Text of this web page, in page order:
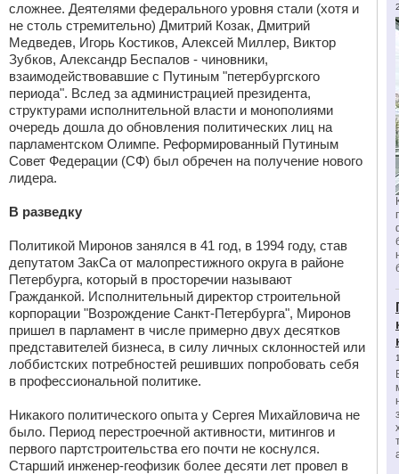
сложнее. Деятелями федерального уровня стали (хотя и
не столь стремительно) Дмитрий Козак, Дмитрий
Медведев, Игорь Костиков, Алексей Миллер, Виктор
Зубков, Александр Беспалов - чиновники,
взаимодействовавшие с Путиным "петербургского
периода". Вслед за администрацией президента,
структурами исполнительной власти и монополиями
очередь дошла до обновления политических лиц на
парламентском Олимпе. Реформированный Путиным
Совет Федерации (СФ) был обречен на получение нового
лидера.
В разведку
Политикой Миронов занялся в 41 год, в 1994 году, став
депутатом ЗакСа от малопрестижного округа в районе
Петербурга, который в просторечии называют
Гражданкой. Исполнительный директор строительной
корпорации "Возрождение Санкт-Петербурга", Миронов
пришел в парламент в числе примерно двух десятков
представителей бизнеса, в силу личных склонностей или
лоббистских потребностей решивших попробовать себя
в профессиональной политике.
Никакого политического опыта у Сергея Михайловича не
было. Период перестроечной активности, митингов и
первого партстроительства его почти не коснулся.
Старший инженер-геофизик более десяти лет провел в